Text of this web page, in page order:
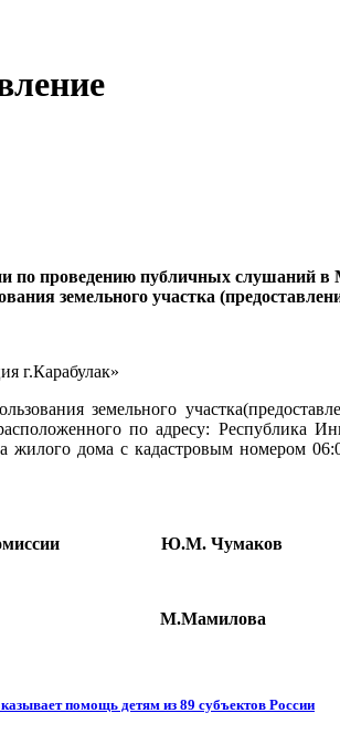
по проведению публичных слушаний в
земельного участка
г.Карабулак»
земельного
по адресу: Республика
жилого дома с кадастровым номером
комиссии Ю.М. Чумаков
М.Мамилова
помощь детям из 89 субъектов России